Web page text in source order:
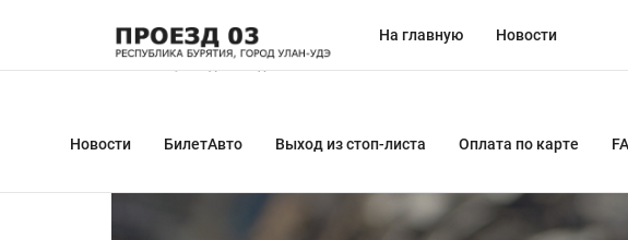
Новости БилетАвто Выход из стоп-листа Оплата по карте
На главную Новости